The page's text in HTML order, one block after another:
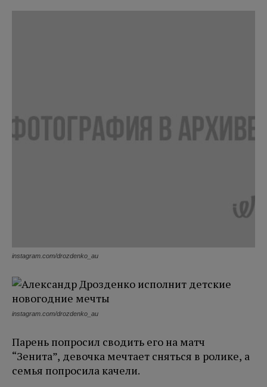
instagram.com/drozdenko_au
instagram.com/drozdenko_au
Парень попросил сводить его на матч
“Зенита”, девочка мечтает сняться в ролике, а
семья попросила качели.